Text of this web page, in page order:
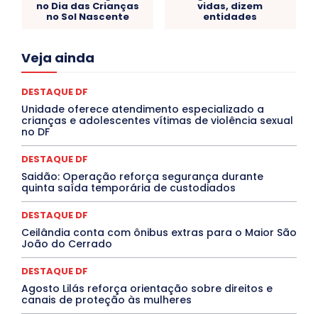
no Dia das Crianças
no Sol Nascente
vidas, dizem
entidades
Veja ainda
Acre
Congressuanas & Esplanadumas
Covid-19
Crônica Política Crônicas
Cultura e Tal
DANÇA Dengue
Denuncia
DESTAQUE BRASIL
DESTAQUE DF
DESTAQUE SAÚDE
DESTAQUES OUTROS
ELEIÇÕES
Especial
Espírito Santo ESPORTE
ESTÁGIO
EVENTOS
EXPOSIÇÃO Featured
Febre Oropouche
FILMES
Goiás
Jogos Online
JUDICIÁRIO LITERATURA
Maranhão
Marburg
MEIO AMBIENTE
Minas Gerais MOBILIDADE
MPOX
MÚSICA
Paraíba
PROCESSO SELETIVO
PUBLIEDITORIAL
QUALIFICAÇÃO PROFISSIONAL
DESTAQUE DF
Unidade oferece atendimento especializado a
crianças e adolescentes vítimas de violência sexual
no DF
DESTAQUE DF
Saidão: Operação reforça segurança durante
quinta saída temporária de custodiados
DESTAQUE DF
Ceilândia conta com ônibus extras para o Maior São
João do Cerrado
DESTAQUE DF
Agosto Lilás reforça orientação sobre direitos e
canais de proteção às mulheres